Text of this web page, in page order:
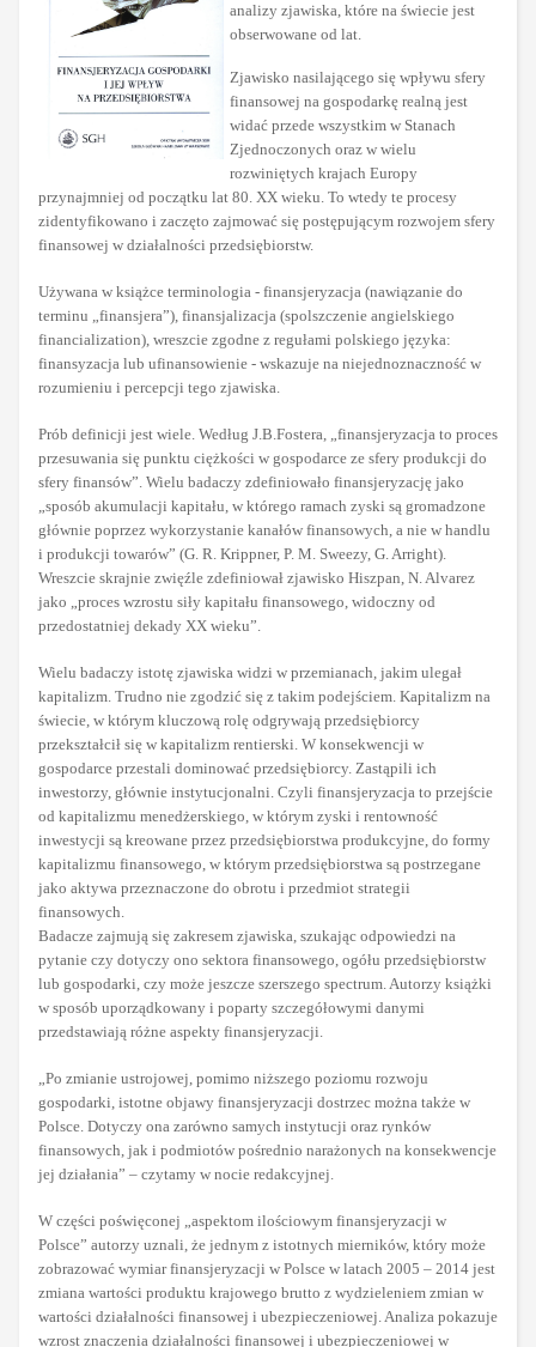
analizy zjawiska, które na świecie jest
obserwowane od lat.
Zjawisko nasilającego się wpływu sfery
finansowej na gospodarkę realną jest
widać przede wszystkim w Stanach
Zjednoczonych oraz w wielu
rozwiniętych krajach Europy
przynajmniej od początku lat 80. XX wieku. To wtedy te procesy
zidentyfikowano i zaczęto zajmować się postępującym rozwojem sfery
finansowej w działalności przedsiębiorstw.
Używana w książce terminologia - finansjeryzacja (nawiązanie do
terminu „finansjera”), finansjalizacja (spolszczenie angielskiego
financialization), wreszcie zgodne z regułami polskiego języka:
finansyzacja lub ufinansowienie - wskazuje na niejednoznaczność w
rozumieniu i percepcji tego zjawiska.
Prób definicji jest wiele. Według J.B.Fostera, „finansjeryzacja to proces
przesuwania się punktu ciężkości w gospodarce ze sfery produkcji do
sfery finansów”. Wielu badaczy zdefiniowało finansjeryzację jako
„sposób akumulacji kapitału, w którego ramach zyski są gromadzone
głównie poprzez wykorzystanie kanałów finansowych, a nie w handlu
i produkcji towarów” (G. R. Krippner, P. M. Sweezy, G. Arright).
Wreszcie skrajnie zwięźle zdefiniował zjawisko Hiszpan, N. Alvarez
jako „proces wzrostu siły kapitału finansowego, widoczny od
przedostatniej dekady XX wieku”.
Wielu badaczy istotę zjawiska widzi w przemianach, jakim ulegał
kapitalizm. Trudno nie zgodzić się z takim podejściem. Kapitalizm na
świecie, w którym kluczową rolę odgrywają przedsiębiorcy
przekształcił się w kapitalizm rentierski. W konsekwencji w
gospodarce przestali dominować przedsiębiorcy. Zastąpili ich
inwestorzy, głównie instytucjonalni. Czyli finansjeryzacja to przejście
od kapitalizmu menedżerskiego, w którym zyski i rentowność
inwestycji są kreowane przez przedsiębiorstwa produkcyjne, do formy
kapitalizmu finansowego, w którym przedsiębiorstwa są postrzegane
jako aktywa przeznaczone do obrotu i przedmiot strategii
finansowych.
Badacze zajmują się zakresem zjawiska, szukając odpowiedzi na
pytanie czy dotyczy ono sektora finansowego, ogółu przedsiębiorstw
lub gospodarki, czy może jeszcze szerszego spectrum. Autorzy książki
w sposób uporządkowany i poparty szczegółowymi danymi
przedstawiają różne aspekty finansjeryzacji.
„Po zmianie ustrojowej, pomimo niższego poziomu rozwoju
gospodarki, istotne objawy finansjeryzacji dostrzec można także w
Polsce. Dotyczy ona zarówno samych instytucji oraz rynków
finansowych, jak i podmiotów pośrednio narażonych na konsekwencje
jej działania” – czytamy w nocie redakcyjnej.
W części poświęconej „aspektom ilościowym finansjeryzacji w
Polsce” autorzy uznali, że jednym z istotnych mierników, który może
zobrazować wymiar finansjeryzacji w Polsce w latach 2005 – 2014 jest
zmiana wartości produktu krajowego brutto z wydzieleniem zmian w
wartości działalności finansowej i ubezpieczeniowej. Analiza pokazuje
wzrost znaczenia działalności finansowej i ubezpieczeniowej w